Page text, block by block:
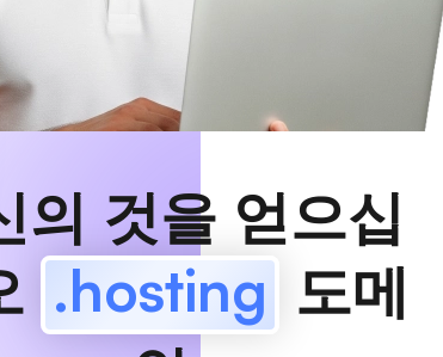
의 것을 얻으십
.hosting 도메